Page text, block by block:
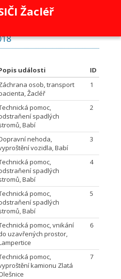
Žacléř
události
ID
osob, transport
Žacléř
1
pomoc,
spadlých
Babí
2
nehoda,
vozidla, Babí
3
pomoc,
spadlých
Babí
4
pomoc,
spadlých
Babí
5
pomoc, vnikání
uzavřených prostor,
6
pomoc,
kamionu Zlatá
7